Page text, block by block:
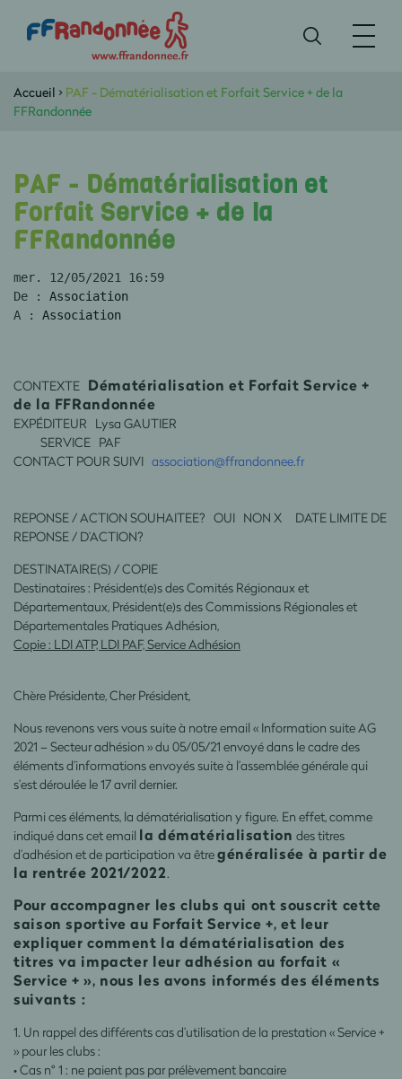
Accueil > PAF - Dématérialisation et Forfait Service + de la
FFRandonnée
PAF - Dématérialisation et
Forfait Service + de la
FFRandonnée
mer. 12/05/2021 16:59
De : Association
A : Association
CONTEXTE Dématérialisation et Forfait Service +
de la FFRandonnée
EXPÉDITEUR Lysa GAUTIER
SERVICE PAF
CONTACT POUR SUIVI association@ffrandonnee.fr
REPONSE / ACTION SOUHAITEE? OUI NON X DATE LIMITE DE
REPONSE / D’ACTION?
DESTINATAIRE(S) / COPIE
Destinataires : Président(e)s des Comités Régionaux et
Départementaux, Président(e)s des Commissions Régionales et
Départementales Pratiques Adhésion,
Copie : LDI ATP, LDI PAF, Service Adhésion
Chère Présidente, Cher Président,
Nous revenons vers vous suite à notre email « Information suite AG
2021 – Secteur adhésion » du 05/05/21 envoyé dans le cadre des
éléments d’informations envoyés suite à l’assemblée générale qui
s’est déroulée le 17 avril dernier.
Parmi ces éléments, la dématérialisation y figure. En effet, comme
indiqué dans cet email la dématérialisation des titres
d’adhésion et de participation va êtregénéralisée à partir de
la rentrée 2021/2022.
Pour accompagner les clubs qui ont souscrit cette
saison sportive au Forfait Service +, et leur
expliquer comment la dématérialisation des
titres va impacter leur adhésion au forfait «
Service + », nous les avons informés des éléments
suivants :
1. Un rappel des différents cas d’utilisation de la prestation « Service +
» pour les clubs :
• Cas n° 1 : ne paient pas par prélèvement bancaire